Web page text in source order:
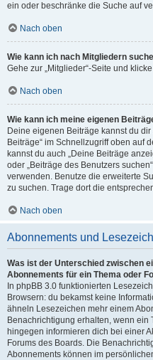
ein oder beschränke die Suche auf
Nach oben
Wie kann ich nach Mitgliedern
Gehe zur „Mitglieder“-Seite und
Nach oben
Wie kann ich meine eigenen
Deine eigenen Beiträge kannst du
Beiträge“ im Schnellzugriff oben auf
kannst du auch „Deine Beiträge
oder „Beiträge des Benutzers
verwenden. Benutze die erweiterte
zu suchen. Trage dort die
Nach oben
Abonnements und
Was ist der Unterschied zwischen
Abonnements für ein Thema oder
In phpBB 3.0 funktionierten
Browsern: du bekamst keine
ähneln Lesezeichen mehr einem
Benachrichtigung erhalten, wenn ein
hingegen informieren dich bei einer
Forums des Boards. Die
Abonnements können im